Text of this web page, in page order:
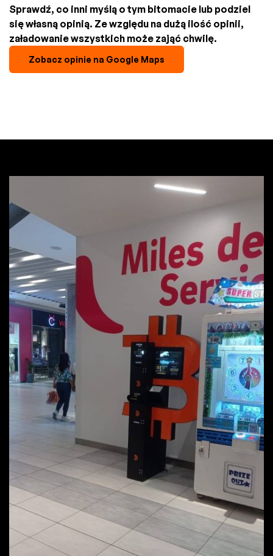
Sprawdź, co inni myślą o tym bitomacie lub podziel
się własną opinią. Ze względu na dużą ilość opinii,
załadowanie wszystkich może zająć chwilę.
Zobacz opinie na Google Maps